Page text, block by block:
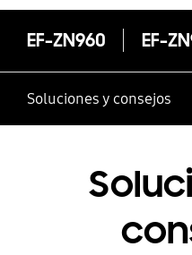
EF-ZN960 EF-
Soluciones y consejos